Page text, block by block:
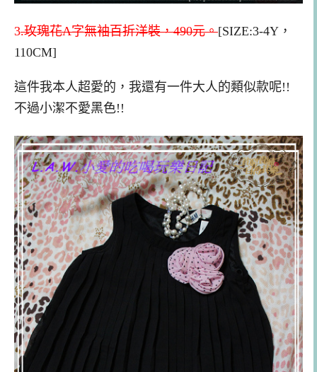
3.玫瑰花A字無袖百折洋裝，490元。[SIZE:3-4Y，
110CM]
這件我本人超愛的，我還有一件大人的類似款呢!!
不過小潔不愛黑色!!